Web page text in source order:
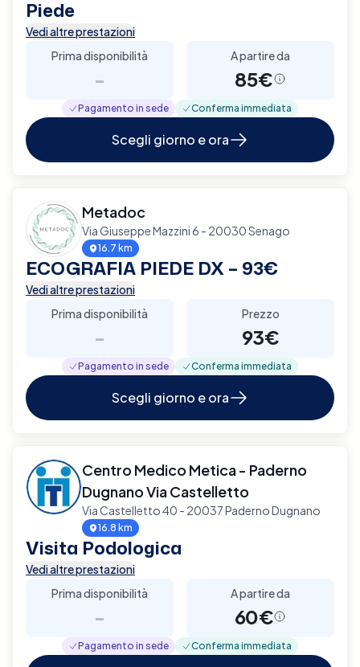
Piede
Vedi altre prestazioni
Prima disponibilità
-
A partire da
85€
Pagamento in sede Conferma immediata
Scegli giorno e ora
Metadoc
Via Giuseppe Mazzini 6 - 20030 Senago
16.7 km
ECOGRAFIA PIEDE DX – 93€
Vedi altre prestazioni
Prima disponibilità
-
Prezzo
93€
Pagamento in sede Conferma immediata
Scegli giorno e ora
Centro Medico Metica - Paderno
Dugnano Via Castelletto
Via Castelletto 40 - 20037 Paderno Dugnano
16.8 km
Visita Podologica
Vedi altre prestazioni
Prima disponibilità
-
A partire da
60€
Pagamento in sede Conferma immediata